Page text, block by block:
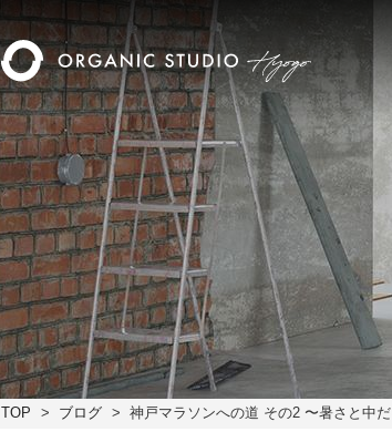
TOP ブログ 神戸マラソンへの道 その2 〜暑さと中